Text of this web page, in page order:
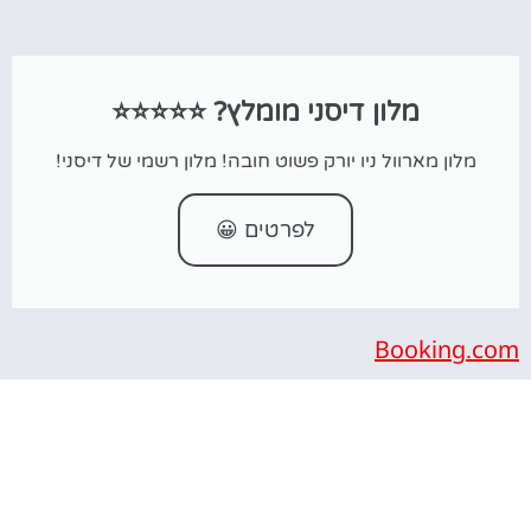
מלון דיסני מומלץ? ⭐⭐⭐⭐⭐
מלון מארוול ניו יורק פשוט חובה! מלון רשמי של דיסני!
לפרטים 😀
Booking.com